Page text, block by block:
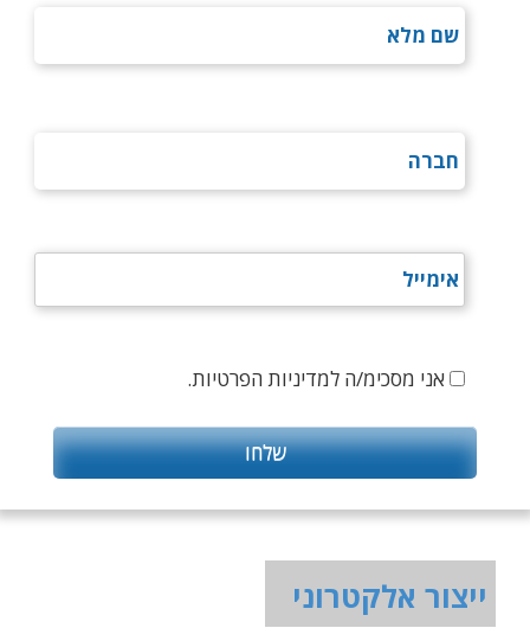
אני מסכימ/ה למדיניות הפרטיות.
ייצור אלקטרוני